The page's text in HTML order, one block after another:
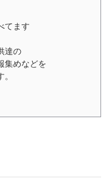
てます
達の
集めなどを